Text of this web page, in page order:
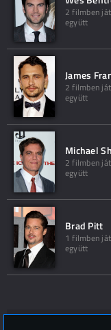
2 filmben
együtt
James
2 filmben
együtt
Michael
2 filmben
együtt
Brad Pitt
1 filmben
együtt